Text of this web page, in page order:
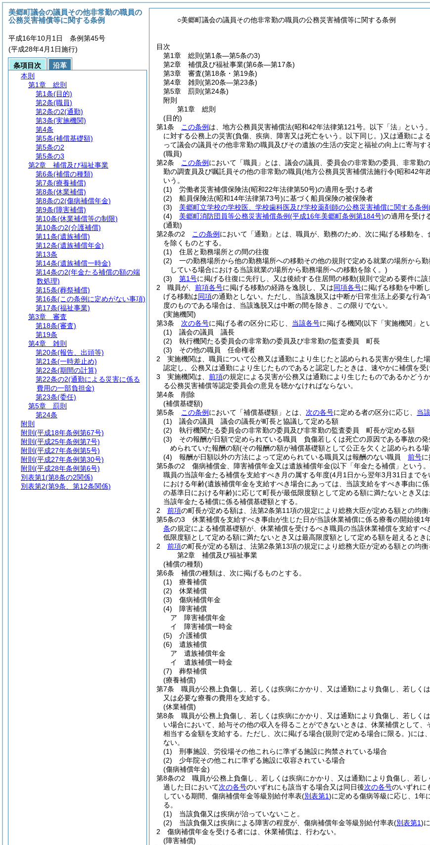
○美郷町議会の議員その他非常勤の職員の公務災害補償等に関する条例
目次
第1章
総則 (第1条―第5条の3)
第2章
補償及び福祉事業(第6条―第17条)
第3章
審査(第18条・第19条)
第4章
雑則 (第20条―第23条)
第5章
罰則 (第24条)
附則
第1章
総則
(目的)
第1条
この条例 は、地方公務員災害補償法(昭和42年法律第121号。以下「法」という
に対する公務上の災害(負傷、疾病、障害又は死亡をいう。以下同じ。)又は通勤によ
って議会の議員その他非常勤の職員及びその遺族の生活の安定と福祉の向上に寄与す
(職員)
第2条
この条例 において「職員」とは、議会の議員、委員会の非常勤の委員、非常勤
勤の調査員及び嘱託員その他の非常勤の職員(地方公務員災害補償法施行令(昭和42年
いう。
(1)
労働者災害補償保険法(昭和22年法律第50号)の適用を受ける者
(2)
船員保険法(昭和14年法律第73号)に基づく船員保険の被保険者
(3)
美郷町立学校の学校医、学校歯科医及び学校薬剤師の公務災害補償に関する条例
(4)
美郷町消防団員等公務災害補償条例(平成16年美郷町条例第184号)の適用を受け
(通勤)
第2条の2
この条例 において「通勤」とは、職員が、勤務のため、次に掲げる移動を
を除くものとする。
(1)
住居と勤務場所との間の往復
(2)
一の勤務場所から他の勤務場所への移動その他の規則で定める就業の場所から
している場合における当該就業の場所から勤務場所への移動を除く。)
(3)
第1号に掲げる往復に先行し、又は後続する住居間の移動(規則で定める要件に
2
職員が、 前項各号に掲げる移動の経路を逸脱し、又は同項各号に掲げる移動を中断
げる移動は同項の通勤としない。 ただし、当該逸脱又は中断が日常生活上必要な行
度のものである場合は、当該逸脱又は中断の間を除き、この限りでない。
(実施機関)
第3条
次の各号に掲げる者の区分に応じ、 当該各号に掲げる機関(以下「実施機関」と
(1)
議会の議員 議長
(2)
執行機関たる委員会の非常勤の委員及び非常勤の監査委員 町長
(3)
その他の職員 任命権者
2
実施機関は、職員について公務又は通勤により生じたと認められる災害が発生した
認定し、公務又は通勤により生じたものであると認定したときは、速やかに補償を受
3
実施機関は、 前項の規定による災害が公務又は通勤により生じたものであるかどう
る公務災害補償等認定委員会の意見を聴かなければならない。
第4条
削除
(補償基礎額)
第5条
この条例 において「補償基礎額」とは、 次の各号に定める者の区分に応じ、 当
(1)
議会の議員 議会の議長が町長と協議して定める額
(2)
執行機関たる委員会の非常勤の委員及び非常勤の監査委員 町長が定める額
(3)
その報酬が日額で定められている職員 負傷若しくは死亡の原因である事故の
められていた報酬の額(その報酬の額が補償基礎額として公正を欠くと認められる
(4)
報酬が日額以外の方法によって定められている職員又は報酬のない職員 前号
第5条の2
傷病補償金、障害補償年金又は遺族補償年金(以下「年金たる補償」という
職員の当該年金たる補償を支給すべき月の属する年度(4月1日から翌年3月31日まで
における年齢(遺族補償年金を支給すべき場合にあっては、当該支給をすべき事由に
の基準日における年齢)に応じて町長が最低限度額として定める額に満たないとき又
当該年金たる補償に係る補償基礎額とする。
2
前項の町長が定める額は、法第2条第11項の規定により総務大臣が定める額との均衡
第5条の3
休業補償を支給すべき事由が生じた日が当該休業補償に係る療養の開始後
条の規定による補償基礎額が、休業補償を受けるべき職員の当該休業補償を支給す
低限度額として定める額に満たないとき又は最高限度額として定める額を超えると
2
前項の町長が定める額は、法第2条第13項の規定により総務大臣が定める額との均衡
第2章
補償及び福祉事業
(補償の種類)
第6条
補償の種類は、次に掲げるものとする。
(1)
療養補償
(2)
休業補償
(3)
傷病補償年金
(4)
障害補償
ア
障害補償年金
イ
障害補償一時金
(5)
介護補償
(6)
遺族補償
ア
遺族補償年金
イ
遺族補償一時金
(7)
葬祭補償
(療養補償)
第7条
職員が公務上負傷し、若しくは疾病にかかり、又は通勤により負傷し、若しく
又は必要な療養の費用を支給する。
(休業補償)
第8条
職員が公務上負傷し、若しくは疾病にかかり、又は通勤により負傷し、若しく
い場合において、給与その他の収入を得ることができないときは、休業補償として
相当する金額を支給する。 ただし、次に掲げる場合(規則で定める場合に限る。)には
ない。
(1)
刑事施設、労役場その他これらに準ずる施設に拘禁されている場合
(2)
少年院その他これに準ずる施設に収容されている場合
(傷病補償年金)
第8条の2
職員が公務上負傷し、若しくは疾病にかかり、又は通勤により負傷し、若
過した日において次の各号のいずれにも該当する場合又は同日後次の各号のいずれに
している期間、傷病補償年金等級別給付率表(別表第1)に定める傷病等級に応じ、1年
る。
(1)
当該負傷又は疾病が治っていないこと。
(2)
当該負傷又は疾病による障害の程度が、傷病補償年金等級別給付率表(別表第1)
2
傷病補償年金を受ける者には、休業補償は、行わない。
(障害補償)
美郷町議会の議員その他非常勤の職員の
公務災害補償等に関する条例
平成16年10月1日 条例第45号
(平成28年4月1日施行)
条項目次
沿革
本則
第1章
総則
第1条(目的)
第2条(職員)
第2条の2(通勤)
第3条(実施機関)
第4条
第5条(補償基礎額)
第5条の2
第5条の3
第2章
補償及び福祉事業
第6条(補償の種類)
第7条(療養補償)
第8条(休業補償)
第8条の2(傷病補償年金)
第9条(障害補償)
第10条(休業補償等の制限)
第10条の2(介護補償)
第11条(遺族補償)
第12条(遺族補償年金)
第13条
第14条(遺族補償一時金)
第14条の2(年金たる補償の額の端
数処理)
第15条(葬祭補償)
第16条(この条例に定めがない事項)
第17条(福祉事業)
第3章
審査
第18条(審査)
第19条
第4章
雑則
第20条(報告、出頭等)
第21条(一時差止め)
第22条(期間の計算)
第22条の2(通勤による災害に係る
費用の一部負担金)
第23条(委任)
第5章
罰則
第24条
附則
附則 (平成18年条例第67号)
附則 (平成25年条例第7号)
附則 (平成27年条例第5号)
附則 (平成27年条例第30号)
附則 (平成28年条例第6号)
別表第1(第8条の2関係)
別表第2(第9条、第12条関係)